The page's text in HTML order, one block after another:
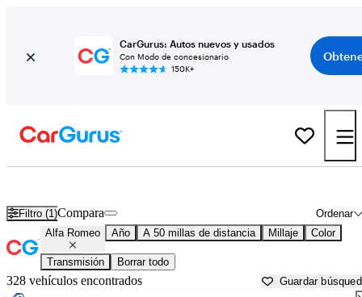
CarGurus: Autos nuevos y usados
Con Modo de concesionario
150K+
Filtro (1) Ordenar
Compara
Alfa Romeo Año A 50 millas de distancia Millaje Color
Transmisión Borrar todo
328 vehículos encontrados Guardar